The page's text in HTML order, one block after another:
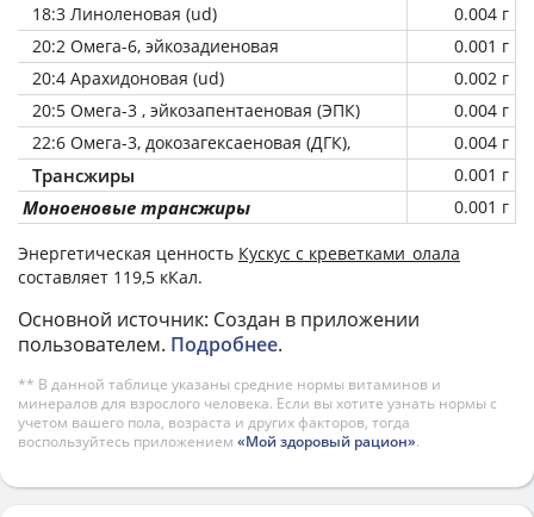
18:3 Линоленовая (ud)
0.004 г
20:2 Омега-6, эйкозадиеновая
0.001 г
20:4 Арахидоновая (ud)
0.002 г
20:5 Омега-3 , эйкозапентаеновая (ЭПК)
0.004 г
22:6 Омега-3, докозагексаеновая (ДГК),
0.004 г
Трансжиры 0.001 г
Моноеновые трансжиры 0.001 г
Энергетическая ценность Кускус с креветками_олала
составляет 119,5 кКал.
Основной источник: Создан в приложении
пользователем. Подробнее.
** В данной таблице указаны средние нормы витаминов и
минералов для взрослого человека. Если вы хотите узнать нормы с
учетом вашего пола, возраста и других факторов, тогда
воспользуйтесь приложением «Мой здоровый рацион».